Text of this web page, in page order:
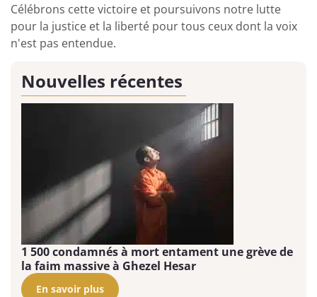
Célébrons cette victoire et poursuivons notre lutte
pour la justice et la liberté pour tous ceux dont la voix
n'est pas entendue.
Nouvelles récentes
1 500 condamnés à mort entament une grève de
la faim massive à Ghezel Hesar
En savoir plus